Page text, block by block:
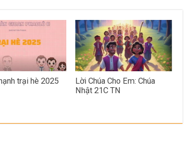
trại hè 2025
Lời Chúa Cho Em: Chúa
Nhật 21C TN